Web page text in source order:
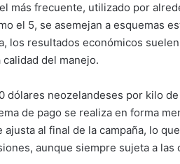
más frecuente, utilizado por
el 5, se asemejan a esquemas
los resultados económicos
del manejo.
dólares neozelandeses por kilo
de pago se realiza en forma
al final de la campaña, lo
aunque siempre sujeta a las